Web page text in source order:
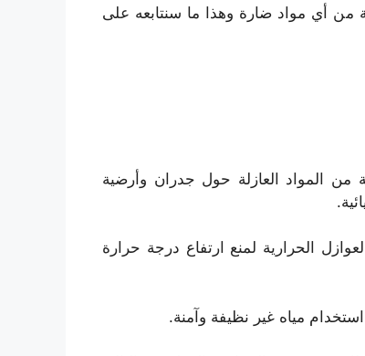
من أي مواد ضارة وهذا ما سنتابعه على
المواد العازلة حول جدران وأرضية
الحرارية لمنع ارتفاع درجة حرارة
مياه غير نظيفة وآمنة.